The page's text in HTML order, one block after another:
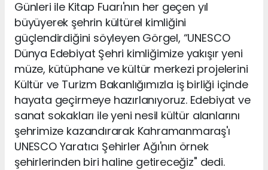
Günleri ile Kitap Fuarı'nın her geçen yıl
büyüyerek şehrin kültürel kimliğini
güçlendirdiğini söyleyen Görgel, “UNESCO
Dünya Edebiyat Şehri kimliğimize yakışır yeni
müze, kütüphane ve kültür merkezi projelerini
Kültür ve Turizm Bakanlığımızla iş birliği içinde
hayata geçirmeye hazırlanıyoruz. Edebiyat ve
sanat sokakları ile yeni nesil kültür alanlarını
şehrimize kazandırarak Kahramanmaraş'ı
UNESCO Yaratıcı Şehirler Ağı'nın örnek
şehirlerinden biri haline getireceğiz" dedi.